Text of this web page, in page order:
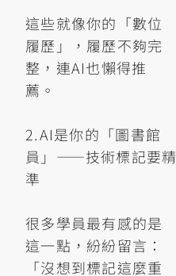
這些就像你的「數位
履歷」，履歷不夠完
整，連AI也懶得推
薦。
2.AI是你的「圖書館
員」——技術標記要精
準
很多學員最有感的是
這一點，紛紛留言：
「沒想到標記這麼重